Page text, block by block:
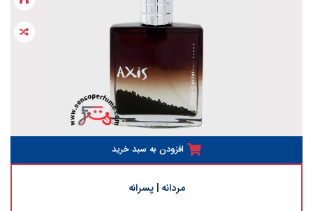
افزودن به سبد خرید
مردانه | پسرانه